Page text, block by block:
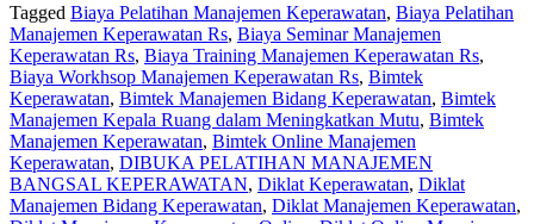
Tagged Biaya Pelatihan Manajemen Keperawatan, Biaya Pelatihan
Manajemen Keperawatan Rs, Biaya Seminar Manajemen
Keperawatan Rs, Biaya Training Manajemen Keperawatan Rs,
Biaya Workhsop Manajemen Keperawatan Rs, Bimtek
Keperawatan, Bimtek Manajemen Bidang Keperawatan, Bimtek
Manajemen Kepala Ruang dalam Meningkatkan Mutu, Bimtek
Manajemen Keperawatan, Bimtek Online Manajemen
Keperawatan, DIBUKA PELATIHAN MANAJEMEN
BANGSAL KEPERAWATAN, Diklat Keperawatan, Diklat
Manajemen Bidang Keperawatan, Diklat Manajemen Keperawatan,